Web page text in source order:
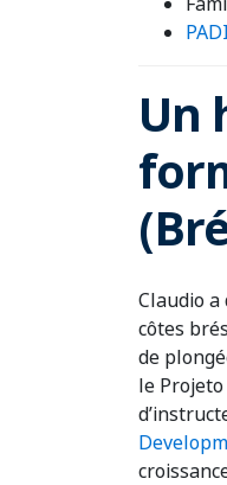
Un
Claudio a
côtes
de
le